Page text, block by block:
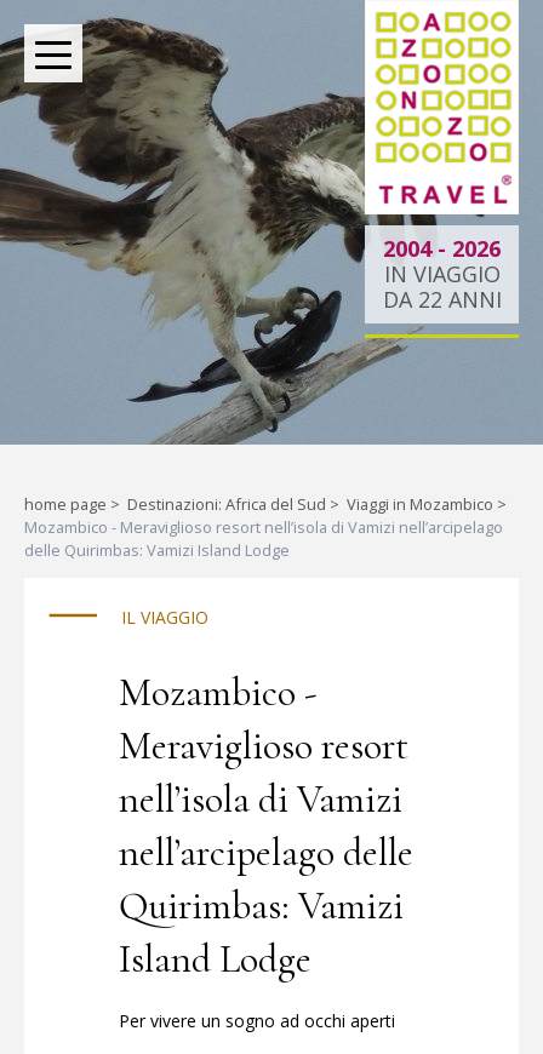
2004 - 2026
IN VIAGGIO
DA 22 ANNI
BOUTIQUE TOUR OPERATOR INDIPENDENTE DAL 2004
Oltre le rotte comuni:
la tua esperienza
esclusiva.
Liberi di esplorare il mondo,
al sicuro.
home page > Destinazioni: Africa del Sud > Viaggi in Mozambico >
Mozambico - Meraviglioso resort nell’isola di Vamizi nell’arcipelago
delle Quirimbas: Vamizi Island Lodge
IL VIAGGIO
Mozambico -
Meraviglioso resort
nell’isola di Vamizi
nell’arcipelago delle
Quirimbas: Vamizi
Island Lodge
Per vivere un sogno ad occhi aperti